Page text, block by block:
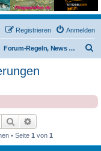
Anmelden
Registrieren
Forum-Regeln, News und Änderungen
e
Suche
• Seite 1 von 1